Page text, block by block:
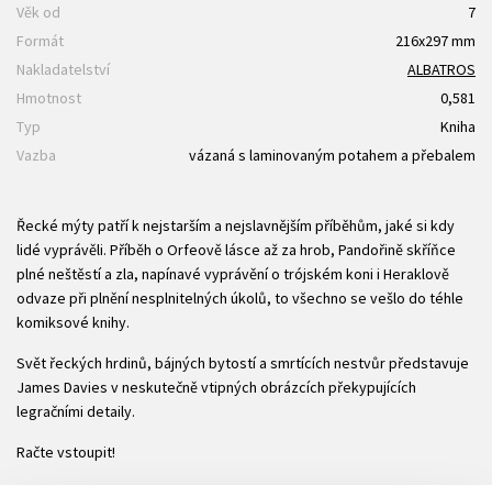
Věk od
7
Formát
216x297 mm
Nakladatelství
ALBATROS
Hmotnost
0,581
Typ
Kniha
Vazba
vázaná s laminovaným potahem a přebalem
Řecké mýty patří k nejstarším a nejslavnějším příběhům, jaké si kdy
lidé vyprávěli. Příběh o Orfeově lásce až za hrob, Pandořině skříňce
plné neštěstí a zla, napínavé vyprávění o trójském koni i Heraklově
odvaze při plnění nesplnitelných úkolů, to všechno se vešlo do téhle
komiksové knihy.
Svět řeckých hrdinů, bájných bytostí a smrtících nestvůr představuje
James Davies v neskutečně vtipných obrázcích překypujících
legračními detaily.
Račte vstoupit!